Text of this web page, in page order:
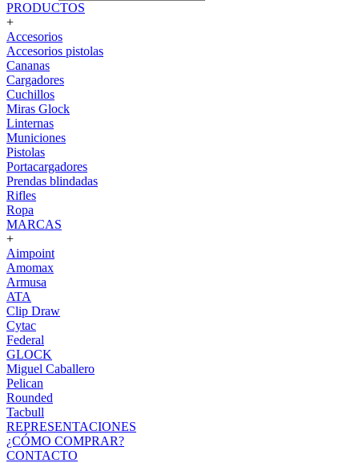
PRODUCTOS
+
Accesorios
Accesorios pistolas
Cananas
Cargadores
Cuchillos
Miras Glock
Linternas
Municiones
Pistolas
Portacargadores
Prendas blindadas
Rifles
Ropa
MARCAS
+
Aimpoint
Amomax
Armusa
ATA
Clip Draw
Cytac
Federal
GLOCK
Miguel Caballero
Pelican
Rounded
Tacbull
REPRESENTACIONES
¿CÓMO COMPRAR?
CONTACTO